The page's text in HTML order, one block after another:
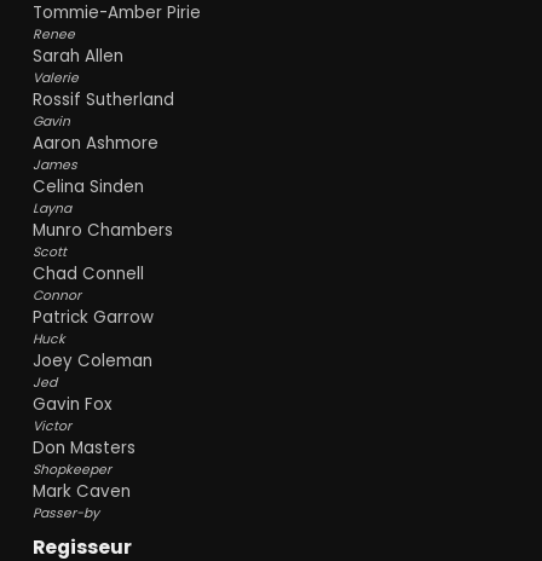
Tommie-Amber Pirie
Renee
Sarah Allen
Valerie
Rossif Sutherland
Gavin
Aaron Ashmore
James
Celina Sinden
Layna
Munro Chambers
Scott
Chad Connell
Connor
Patrick Garrow
Huck
Joey Coleman
Jed
Gavin Fox
Victor
Don Masters
Shopkeeper
Mark Caven
Passer-by
Regisseur